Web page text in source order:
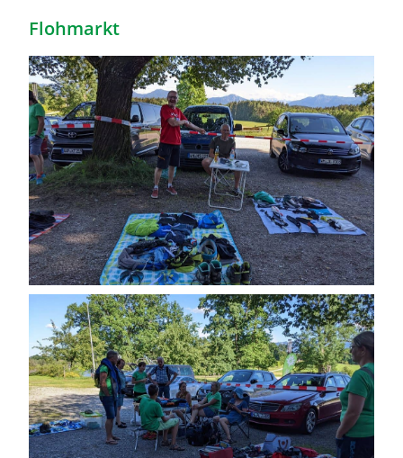
Flohmarkt